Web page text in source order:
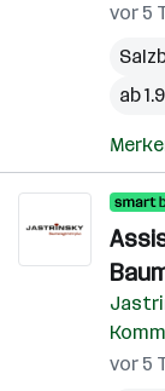
vor 5
ab
vor 5